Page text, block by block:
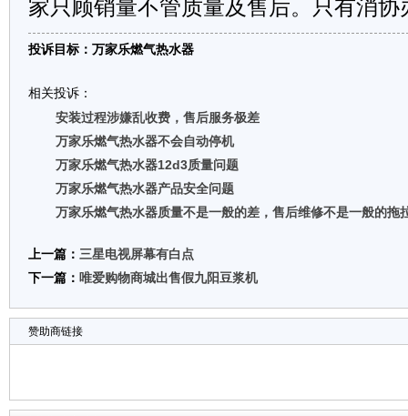
家只顾销量不管质量及售后。只有消协
投诉目标：万家乐燃气热水器
相关投诉：
安装过程涉嫌乱收费，售后服务极差
万家乐燃气热水器不会自动停机
万家乐燃气热水器12d3质量问题
万家乐燃气热水器产品安全问题
万家乐燃气热水器质量不是一般的差，售后维修不是一般的拖
上一篇： 三星电视屏幕有白点
下一篇： 唯爱购物商城出售假九阳豆浆机
赞助商链接